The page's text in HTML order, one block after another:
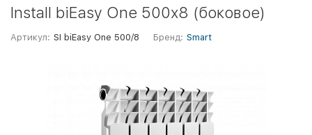
Install biEasy One 500х8 (боковое)
Артикул: SI biEasy One 500/8 Бренд: Smart